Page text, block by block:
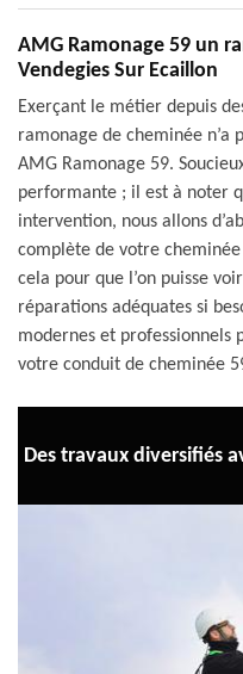
AMG Ramonage 59 un
Vendegies Sur Ecaillon
Exerçant le métier depuis
ramonage de cheminée n’a
AMG Ramonage 59.
performante ; il est à noter
intervention, nous allons
complète de votre cheminée
cela pour que l’on puisse
réparations adéquates si
modernes et professionnels
votre conduit de cheminée
Des travaux diversifiés